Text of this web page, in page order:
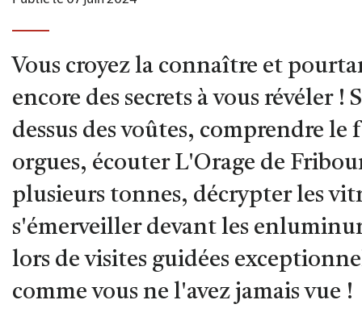
Vous croyez la connaître et
encore des secrets à vous révéler
dessus des voûtes, comprendre
orgues, écouter L'Orage de
plusieurs tonnes, décrypter les
s'émerveiller devant les
lors de visites guidées
comme vous ne l'avez jamais vue !